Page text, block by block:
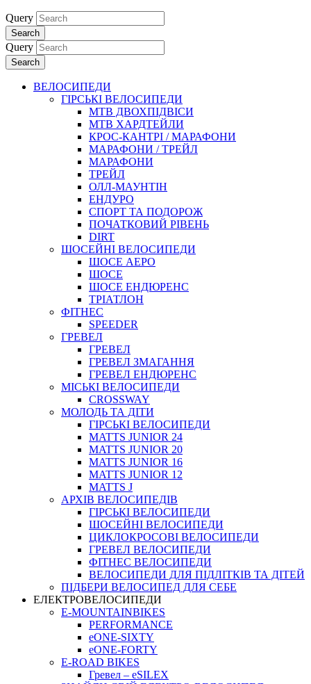
Query
Search
Query
Search
ВЕЛОСИПЕДИ
ГІРСЬКІ ВЕЛОСИПЕДИ
MTB ДВОХПIДВIСИ
MTB ХАРДТЕЙЛИ
КРОС-КАНТРI / МАРАФОНИ
МАРАФОНИ / ТРЕЙЛ
МАРАФОНИ
ТРЕЙЛ
ОЛЛ-МАУНТIН
ЕНДУРО
СПОРТ ТА ПОДОРОЖ
ПОЧАТКОВИЙ РIВЕНЬ
DIRT
ШОСЕЙНІ ВЕЛОСИПЕДИ
ШОСЕ АЕРО
ШОСЕ
ШОСЕ ЕНДЮРЕНС
ТРІАТЛОН
ФІТНЕС
SPEEDER
ГРЕВЕЛ
ГРЕВЕЛ
ГРЕВЕЛ ЗМАГАННЯ
ГРЕВЕЛ ЕНДЮРЕНС
МІСЬКІ ВЕЛОСИПЕДИ
CROSSWAY
МОЛОДЬ ТА ДІТИ
ГIРСЬКI ВЕЛОСИПЕДИ
MATTS JUNIOR 24
MATTS JUNIOR 20
MATTS JUNIOR 16
MATTS JUNIOR 12
MATTS J
АРХIВ ВЕЛОСИПЕДIВ
ГІРСЬКІ ВЕЛОСИПЕДИ
ШОСЕЙНІ ВЕЛОСИПЕДИ
ЦИКЛОКРОСОВІ ВЕЛОСИПЕДИ
ГРЕВЕЛ ВЕЛОСИПЕДИ
ФІТНЕС ВЕЛОСИПЕДИ
ВЕЛОСИПЕДИ ДЛЯ ПІДЛІТКІВ ТА ДІТЕЙ
ПIДБЕРИ ВЕЛОСИПЕД ДЛЯ СЕБЕ
ЕЛЕКТРОВЕЛОСИПЕДИ
E-MOUNTAINBIKES
PERFORMANCE
eONE-SIXTY
eONE-FORTY
E-ROAD BIKES
Гревел – eSILEX